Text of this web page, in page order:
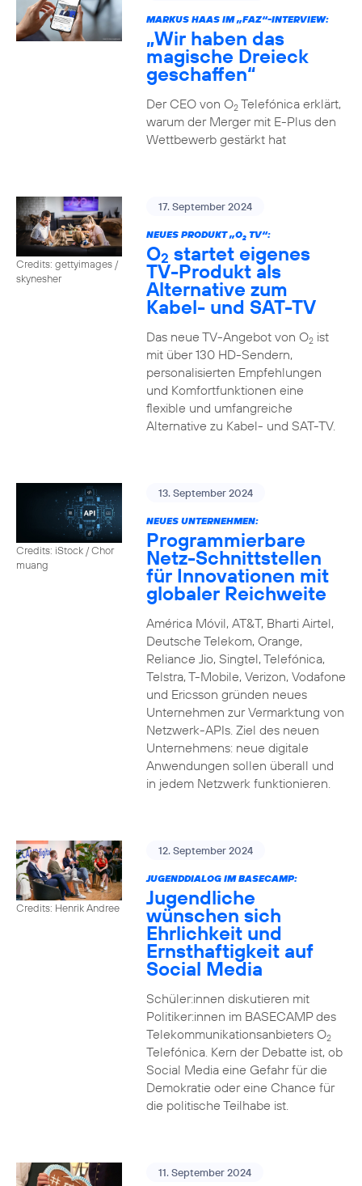
MARKUS HAAS IM „FAZ“-INTERVIEW:
„Wir haben das
magische Dreieck
geschaffen“
Der CEO von O2Telefónica erklärt,
warum der Merger mit E-Plus den
Wettbewerb gestärkt hat
Credits: gettyimages /
skynesher
17. September 2024
NEUES PRODUKT „O2TV“:
O2 startet eigenes
TV-Produkt als
Alternative zum
Kabel- und SAT-TV
Das neue TV-Angebot von O2ist
mit über 130 HD-Sendern,
personalisierten Empfehlungen
und Komfortfunktionen eine
flexible und umfangreiche
Alternative zu Kabel- und SAT-TV.
Credits: iStock / Chor
muang
13. September 2024
NEUES UNTERNEHMEN:
Programmierbare
Netz-Schnittstellen
für Innovationen mit
globaler Reichweite
América Móvil, AT&T, Bharti Airtel,
Deutsche Telekom, Orange,
Reliance Jio, Singtel, Telefónica,
Telstra, T-Mobile, Verizon, Vodafone
und Ericsson gründen neues
Unternehmen zur Vermarktung von
Netzwerk-APIs. Ziel des neuen
Unternehmens: neue digitale
Anwendungen sollen überall und
in jedem Netzwerk funktionieren.
Credits: Henrik Andree
12. September 2024
JUGENDDIALOG IM BASECAMP:
Jugendliche
wünschen sich
Ehrlichkeit und
Ernsthaftigkeit auf
Social Media
Schüler:innen diskutieren mit
Politiker:innen im BASECAMP des
Telekommunikationsanbieters O2
Telefónica. Kern der Debatte ist, ob
Social Media eine Gefahr für die
Demokratie oder eine Chance für
die politische Teilhabe ist.
11. September 2024